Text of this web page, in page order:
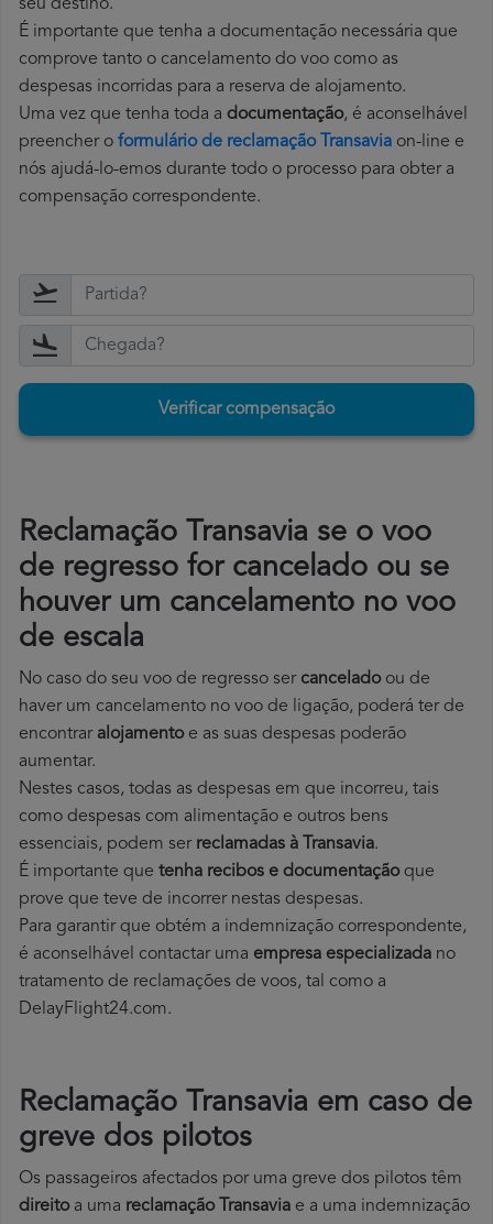
seu destino.
É importante que tenha a documentação necessária que
comprove tanto o cancelamento do voo como as
despesas incorridas para a reserva de alojamento.
Uma vez que tenha toda a documentação, é aconselhável
preencher o formulário de reclamação Transavia on-line e
nós ajudá-lo-emos durante todo o processo para obter a
compensação correspondente.
Verificar compensação
Reclamação Transavia se o voo
de regresso for cancelado ou se
houver um cancelamento no voo
de escala
No caso do seu voo de regresso ser canceladoou de
haver um cancelamento no voo de ligação, poderá ter de
encontrar alojamentoe as suas despesas poderão
aumentar.
Nestes casos, todas as despesas em que incorreu, tais
como despesas com alimentação e outros bens
essenciais, podem ser reclamadas à Transavia.
É importante que tenha recibos e documentaçãoque
prove que teve de incorrer nestas despesas.
Para garantir que obtém a indemnização correspondente,
é aconselhável contactar uma empresa especializada no
tratamento de reclamações de voos, tal como a
DelayFlight24.com.
Reclamação Transavia em caso de
greve dos pilotos
Os passageiros afectados por uma greve dos pilotos têm
direitoa uma reclamação Transavia e a uma indemnização